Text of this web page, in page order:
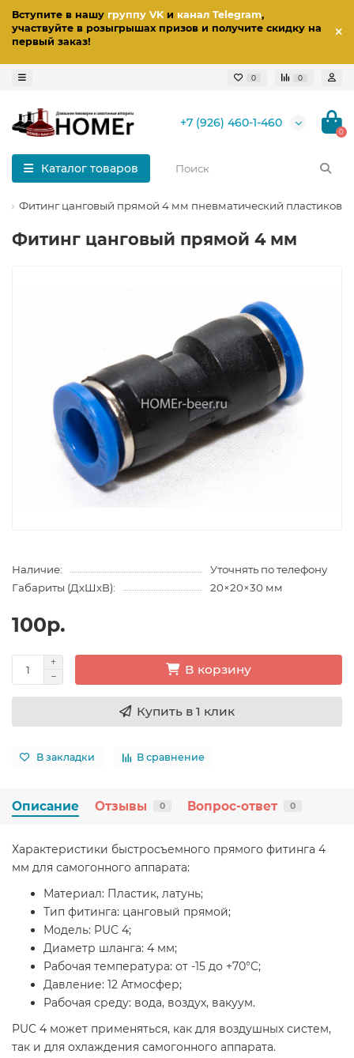
Вступите в нашу группу VKи канал Telegram,
участвуйте в розыгрышах призов и получите скидку на
первый заказ!
0 0
+7 (926) 460-1-460
0
Каталог товаров
Фитинг цанговый прямой 4 мм пневматический
Фитинг цанговый прямой 4 мм
Наличие:
Уточнять по телефону
Габариты (ДхШхВ):
20×20×30 мм
100р.
В корзину
Купить в 1 клик
В закладки В сравнение
Описание Отзывы 0 Вопрос-ответ 0
Характеристики быстросъемного прямого фитинга 4
мм для самогонного аппарата:
Материал: Пластик, латунь;
Тип фитинга: цанговый прямой;
Модель: PUC 4;
Диаметр шланга: 4 мм;
Рабочая температура: от -15 до +70°C;
Давление: 12 Атмосфер;
Рабочая среду: вода, воздух, вакуум.
PUC 4 может применяться, как для воздушных систем,
так и для охлаждения самогонного аппарата.